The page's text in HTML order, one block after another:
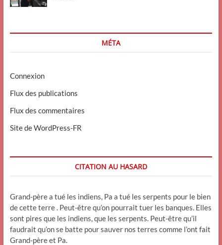
MÉTA
Connexion
Flux des publications
Flux des commentaires
Site de WordPress-FR
CITATION AU HASARD
Grand-père a tué les indiens, Pa a tué les serpents pour le bien
de cette terre . Peut-être qu’on pourrait tuer les banques. Elles
sont pires que les indiens, que les serpents. Peut-être qu’il
faudrait qu’on se batte pour sauver nos terres comme l’ont fait
Grand-père et Pa.